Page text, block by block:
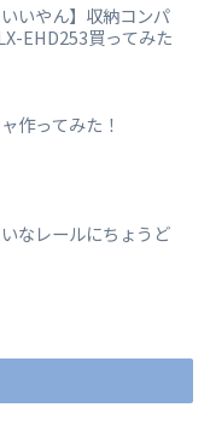
いやん】収納コンパ
EHD253買ってみた
作ってみた！
なレールにちょうど